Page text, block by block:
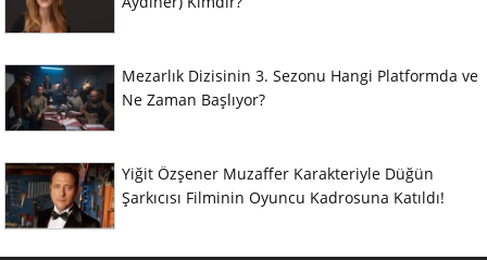
Mezarlık Dizisinin 3. Sezonu Hangi Platformda ve
Ne Zaman Başlıyor?
Yiğit Özşener Muzaffer Karakteriyle Düğün
Şarkıcısı Filminin Oyuncu Kadrosuna Katıldı!